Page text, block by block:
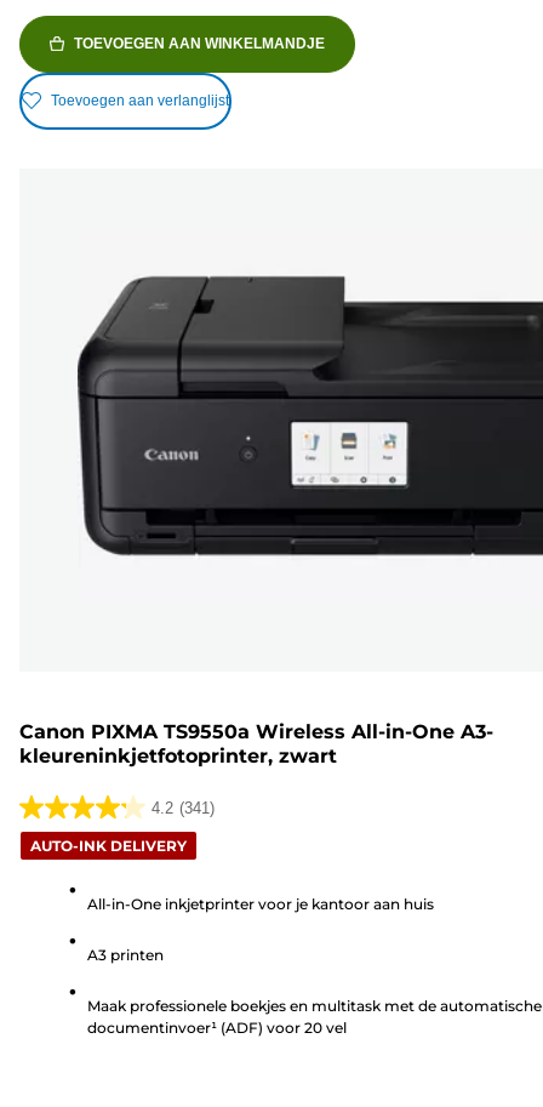
TOEVOEGEN AAN WINKELMANDJE
Toevoegen aan verlanglijst
Canon PIXMA TS9550a Wireless All-in-One A3-
kleureninkjetfotoprinter, zwart
4.2 (341)
4.2
van
sterren.
beoordelingen
AUTO-INK DELIVERY
All-in-One inkjetprinter voor je kantoor aan huis
A3 printen
Maak professionele boekjes en multitask met de automatische
documentinvoer¹ (ADF) voor 20 vel